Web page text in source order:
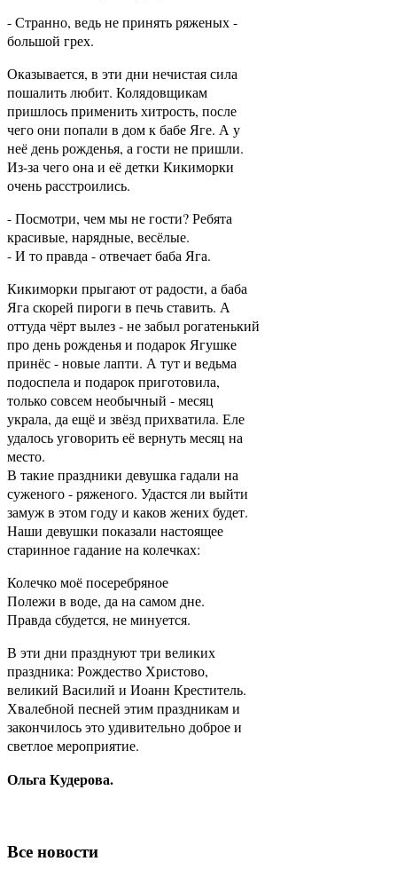
- Странно, ведь не принять ряженых -
большой грех.
Оказывается, в эти дни нечистая сила
пошалить любит. Колядовщикам
пришлось применить хитрость, после
чего они попали в дом к бабе Яге. А у
неё день рожденья, а гости не пришли.
Из-за чего она и её детки Кикиморки
очень расстроились.
- Посмотри, чем мы не гости? Ребята
красивые, нарядные, весёлые.
- И то правда - отвечает баба Яга.
Кикиморки прыгают от радости, а баба
Яга скорей пироги в печь ставить. А
оттуда чёрт вылез - не забыл рогатенький
про день рожденья и подарок Ягушке
принёс - новые лапти. А тут и ведьма
подоспела и подарок приготовила,
только совсем необычный - месяц
украла, да ещё и звёзд прихватила. Еле
удалось уговорить её вернуть месяц на
место.
В такие праздники девушка гадали на
суженого - ряженого. Удастся ли выйти
замуж в этом году и каков жених будет.
Наши девушки показали настоящее
старинное гадание на колечках:
Колечко моё посеребряное
Полежи в воде, да на самом дне.
Правда сбудется, не минуется.
В эти дни празднуют три великих
праздника: Рождество Христово,
великий Василий и Иоанн Креститель.
Хвалебной песней этим праздникам и
закончилось это удивительно доброе и
светлое мероприятие.
Ольга Кудерова.
Все новости